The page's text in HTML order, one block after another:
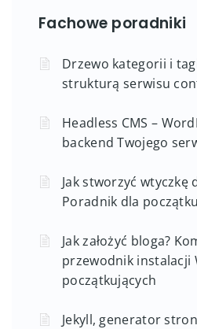
Fachowe poradniki
Drzewo kategorii i
strukturą serwisu
Headless CMS –
backend Twojego
Jak stworzyć wtyczkę
Poradnik dla
Jak założyć bloga?
przewodnik instalacji
początkujących
Jekyll, generator